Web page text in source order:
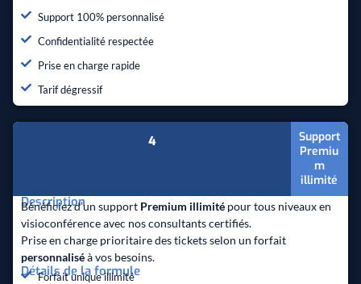
Support 100% personnalisé
Confidentialité respectée
Prise en charge rapide
Tarif dégressif
4
Support
Premiu
m
illimité
Description
Bénéficiez d’un support Premium illimité pour tous niveaux en
visioconférence avec nos consultants certifiés.
Prise en charge prioritaire des tickets selon un forfait
personnaliséà vos besoins.
Détails de la formule
Forfait unique illimité